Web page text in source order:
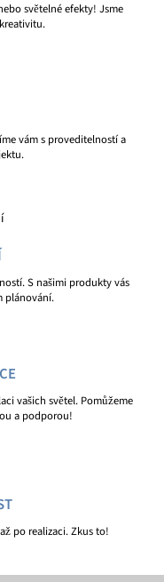
světelné efekty! Jsme
vám s proveditelností a
S našimi produkty vás
plánování.
vašich světel. Pomůžeme
a podporou!
po realizaci. Zkus to!